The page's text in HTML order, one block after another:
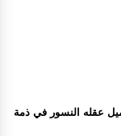
عقله النسور في ذمة